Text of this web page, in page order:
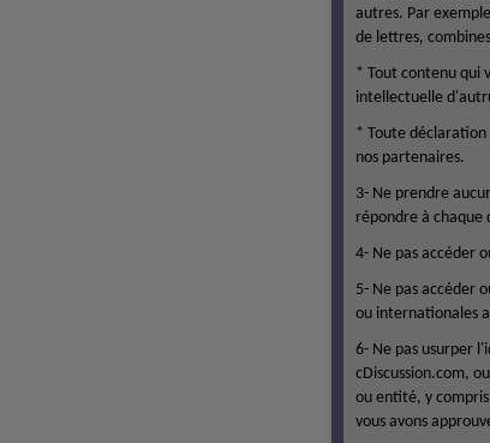
autres. Par
de lettres,
* Tout contenu qui
intellectuelle
* Toute déclaration
nos partenaires.
3- Ne prendre
répondre à chaque
4- Ne pas accéder
5- Ne pas accéder
ou internationales
6- Ne pas usurper
cDiscussion.com,
ou entité, y
vous avons